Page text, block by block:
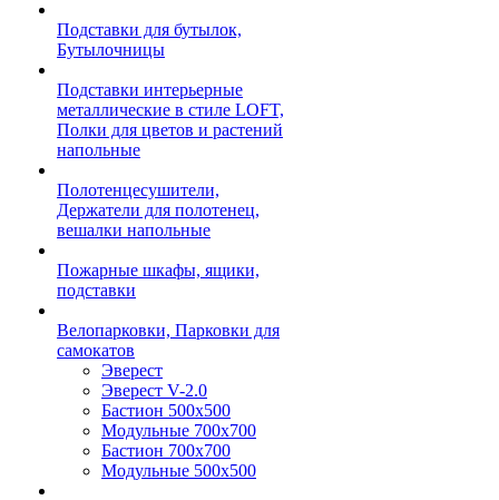
Подставки для бутылок,
Бутылочницы
Подставки интерьерные
металлические в стиле LOFT,
Полки для цветов и растений
напольные
Полотенцесушители,
Держатели для полотенец,
вешалки напольные
Пожарные шкафы, ящики,
подставки
Велопарковки, Парковки для
самокатов
Эверест
Эверест V-2.0
Бастион 500х500
Модульные 700х700
Бастион 700х700
Модульные 500х500